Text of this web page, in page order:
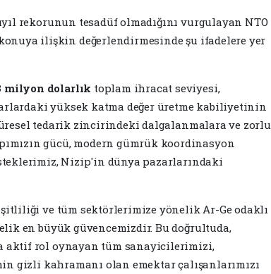
rekorunun tesadüf olmadığını vurgulayan NTO
ilişkin değerlendirmesinde şu ifadelere yer
milyon dolarlık toplam ihracat seviyesi,
yüksek katma değer üretme kabiliyetinin
tedarik zincirindeki dalgalanmalara ve zorlu
gücü, modern gümrük koordinasyon
Nizip'in dünya pazarlarındaki
ve tüm sektörlerimize yönelik Ar-Ge odaklı
en büyük güvencemizdir. Bu doğrultuda,
aktif rol oynayan tüm sanayicilerimizi,
gizli kahramanı olan emektar çalışanlarımızı